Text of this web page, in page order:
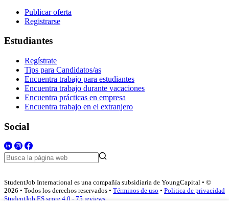
Publicar oferta
Registrarse
Estudiantes
Regístrate
Tips para Candidatos/as
Encuentra trabajo para estudiantes
Encuentra trabajo durante vacaciones
Encuentra prácticas en empresa
Encuentra trabajo en el extranjero
Social
StudentJob International es una compañía subsidiaria de YoungCapital • ©
2026 • Todos los derechos reservados • Términos de uso • Politica de privacidad
StudentJob ES score 4.0 - 75 reviews